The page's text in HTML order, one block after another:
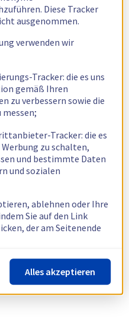
Diese Tracker
ausgenommen.
verwenden wir
Tracker: die es uns
gemäß Ihren
zu verbessern sowie die
Tracker: die es
zu schalten,
und bestimmte Daten
und sozialen
ablehnen oder Ihre
Sie auf den Link
der am Seitenende
Sie in unsererRichtlinie
Alles akzeptieren